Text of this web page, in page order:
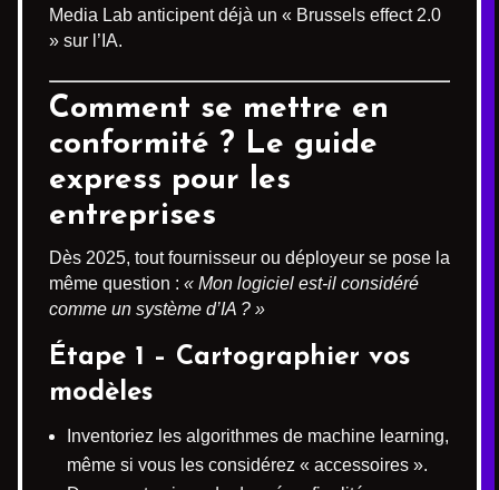
Media Lab anticipent déjà un « Brussels effect 2.0
» sur l’IA.
Comment se mettre en
conformité ? Le guide
express pour les
entreprises
Dès 2025, tout fournisseur ou déployeur se pose la
même question : « Mon logiciel est-il considéré
comme un système d’IA ? »
Étape 1 – Cartographier vos
modèles
Inventoriez les algorithmes de machine learning,
même si vous les considérez « accessoires ».